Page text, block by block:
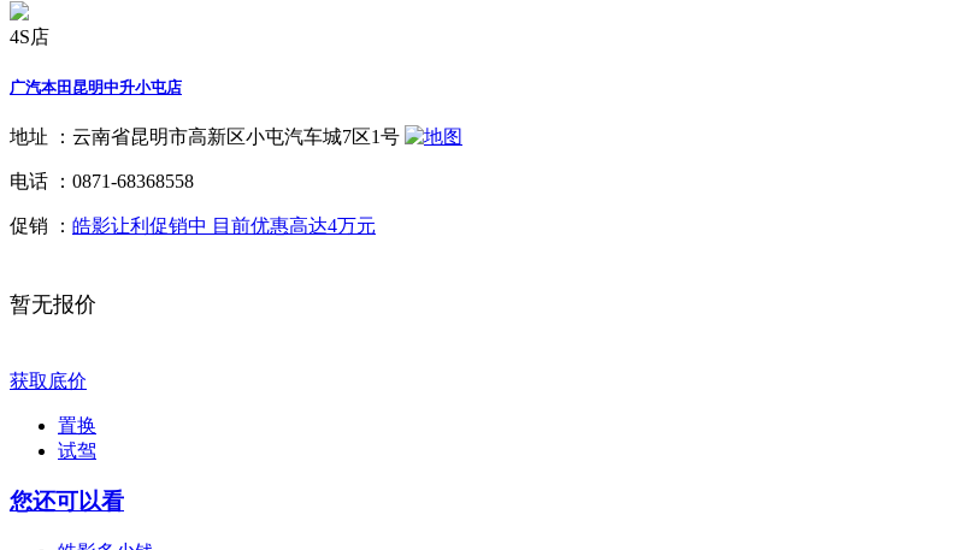
4S店
广汽本田昆明中升小屯店
地址 ： 云南省昆明市高新区小屯汽车城7区1号
电话 ： 0871-68368558
促销 ： 皓影让利促销中 目前优惠高达4万元
暂无报价
获取底价
置换
试驾
您还可以看